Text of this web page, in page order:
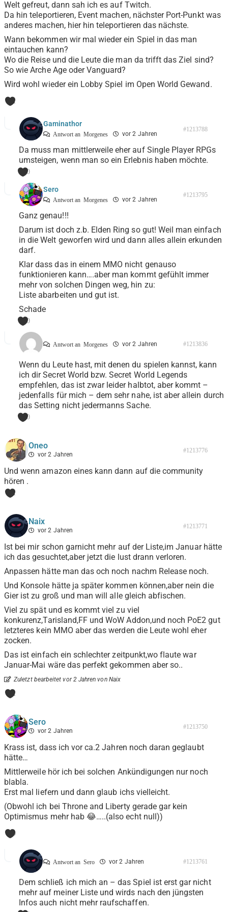
Welt gefreut, dann sah ich es auf Twitch.
Da hin teleportieren, Event machen, nächster Port-Punkt was
anderes machen, hier hin teleportieren das nächste.
Wann bekommen wir mal wieder ein Spiel in das man
eintauchen kann?
Wo die Reise und die Leute die man da trifft das Ziel sind?
So wie Arche Age oder Vanguard?
Wird wohl wieder ein Lobby Spiel im Open World Gewand.
1
Gaminathor
Antwort an Morgenes vor 2 Jahren
#1213788
Da muss man mittlerweile eher auf Single Player RPGs
umsteigen, wenn man so ein Erlebnis haben möchte.
0
Sero
Antwort an Morgenes vor 2 Jahren
#1213795
Ganz genau!!!
Darum ist doch z.b. Elden Ring so gut! Weil man einfach
in die Welt geworfen wird und dann alles allein erkunden
darf.
Klar dass das in einem MMO nicht genauso
funktionieren kann….aber man kommt gefühlt immer
mehr von solchen Dingen weg, hin zu:
Liste abarbeiten und gut ist.
Schade
0
Antwort an Morgenes vor 2 Jahren #1213836
Wenn du Leute hast, mit denen du spielen kannst, kann
ich dir Secret World bzw. Secret World Legends
empfehlen, das ist zwar leider halbtot, aber kommt –
jedenfalls für mich – dem sehr nahe, ist aber allein durch
das Setting nicht jedermanns Sache.
0
Oneo
vor 2 Jahren
#1213776
Und wenn amazon eines kann dann auf die community
hören .
1
Naix
vor 2 Jahren
#1213771
Ist bei mir schon garnicht mehr auf der Liste,im Januar hätte
ich das gesuchtet,aber jetzt die lust drann verloren.
Anpassen hätte man das och noch nachm Release noch.
Und Konsole hätte ja später kommen können,aber nein die
Gier ist zu groß und man will alle gleich abfischen.
Viel zu spät und es kommt viel zu viel
konkurenz,Tarisland,FF und WoW Addon,und noch PoE2 gut
letzteres kein MMO aber das werden die Leute wohl eher
zocken.
Das ist einfach ein schlechter zeitpunkt,wo flaute war
Januar-Mai wäre das perfekt gekommen aber so..
Zuletzt bearbeitet vor 2 Jahren von Naix
1
Sero
vor 2 Jahren
#1213750
Krass ist, dass ich vor ca.2 Jahren noch daran geglaubt
hätte…
Mittlerweile hör ich bei solchen Ankündigungen nur noch
blabla.
Erst mal liefern und dann glaub ichs vielleicht.
(Obwohl ich bei Throne and Liberty gerade gar kein
Optimismus mehr hab 😂…..(also echt null))
0
Antwort an Sero vor 2 Jahren #1213761
Dem schließ ich mich an – das Spiel ist erst gar nicht
mehr auf meiner Liste und wirds nach den jüngsten
Infos auch nicht mehr raufschaffen.